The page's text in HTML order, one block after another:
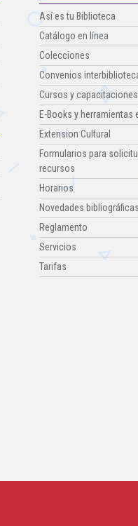
Así es tu Biblioteca
Catálogo en línea
Colecciones
Convenios
Cursos y capacitaciones
E-Books y herramientas
Extension Cultural
Formularios para
recursos
Horarios
Novedades
Reglamento
Servicios
Tarifas